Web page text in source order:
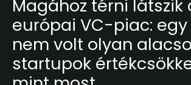
Magához térni látszik
európai VC-piac:
nem volt olyan
startupok